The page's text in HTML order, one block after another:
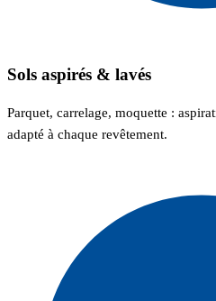
Sols aspirés & lavés
Parquet, carrelage, moquette :
adapté à chaque revêtement.